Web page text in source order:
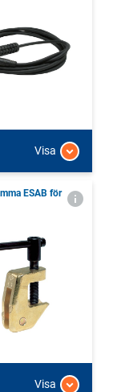
Visa
ESAB för
Visa